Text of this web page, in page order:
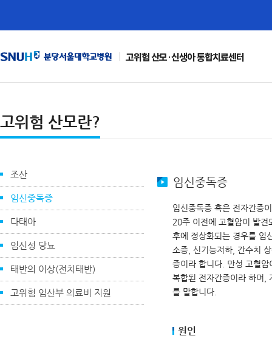
고위험 산모·신생아 통합치료센터
고위험 산모란?
조산
임신중독증
다태아
임신성 당뇨
태반의 이상(전치태반)
고위험 임산부 의료비 지원
임신중독증
임신중독증 혹은 전자간증
20주 이전에 고혈압이 발
후에 정상화되는 경우를 임
소증, 신기능저하, 간수치
증이라 합니다. 만성 고혈
복합된 전자간증이라 하며,
를 말합니다.
원인